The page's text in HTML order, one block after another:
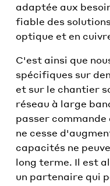
adaptée aux
fiable des
optique et en
C'est ainsi que
spécifiques sur
et sur le chantier
réseau à large
passer
ne cesse
capacités ne
long terme. Il est
un partenaire qui